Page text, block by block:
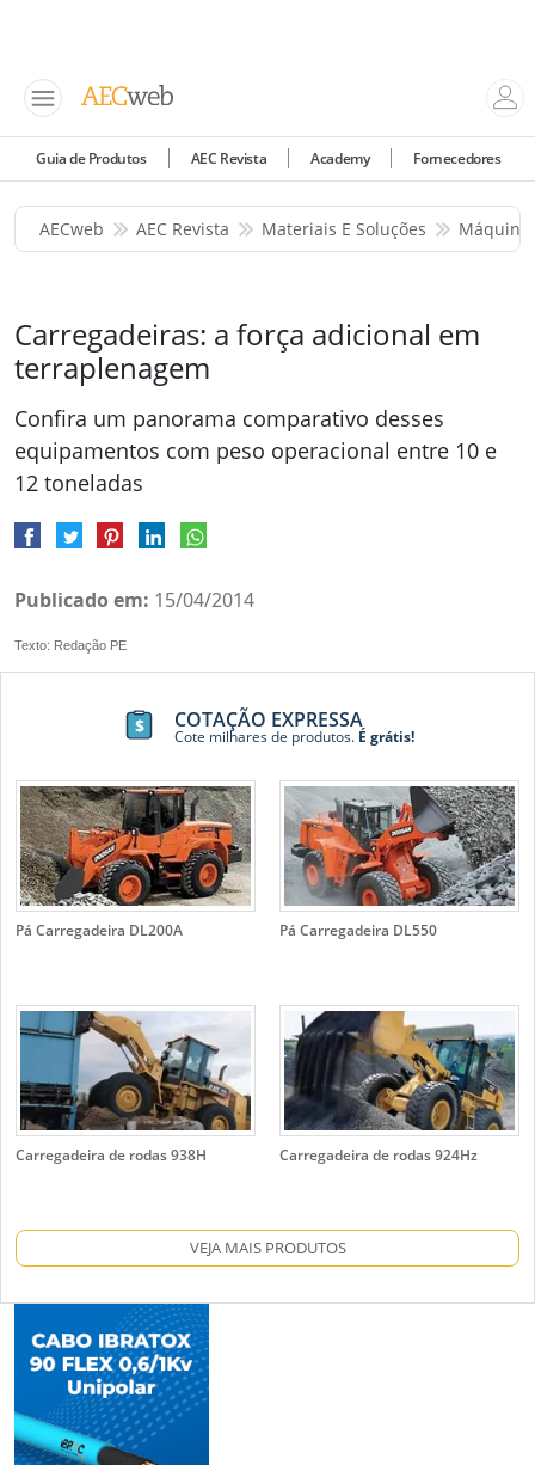
Guia de Produtos AEC Revista Academy Fornecedores
AECweb AEC Revista Materiais E Soluções
Carregadeiras: a força adicional em
terraplenagem
Confira um panorama comparativo desses
equipamentos com peso operacional entre 10 e
12 toneladas
Publicado em: 15/04/2014
Texto: Redação PE
COTAÇÃO EXPRESSA
Cote milhares de produtos.É grátis!
Pá Carregadeira DL200A Pá Carregadeira DL550
Carregadeira de rodas 938H Carregadeira de rodas 924Hz
VEJA MAIS PRODUTOS